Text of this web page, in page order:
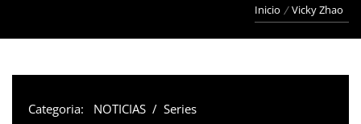
Inicio Vicky Zhao
Categoria: NOTICIAS / Series